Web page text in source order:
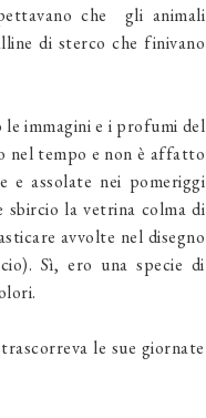
che gli animali
di sterco che finivano
immagini e i profumi del
nel tempo e non è affatto
e assolate nei pomeriggi
sbircio la vetrina colma di
avvolte nel disegno
Sì, ero una specie di
le sue giornate